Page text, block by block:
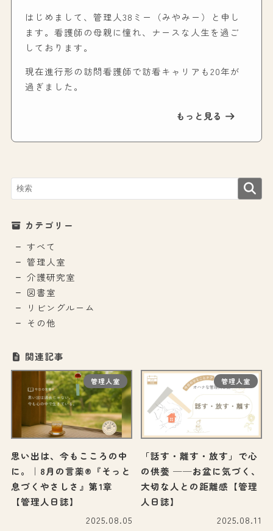
はじめまして、管理人38ミー（みやみー）と申し
ます。看護師の母親に憧れ、ナースな人生を過ご
しております。
現在進行形の訪問看護師で訪看キャリアも20年が
過ぎました。
もっと見る
カテゴリー
すべて
管理人室
介護研究室
図書室
リビングルーム
その他
関連記事
管理人室
思い出は、今もこころの中
に。｜8月の言薬®『そっと
息づくやさしさ』第1章
【管理人日誌】
2025.08.05
管理人室
「話す・離す・放す」で心
の供養 ──お盆に気づく、
大切な人との距離感【管理
人日誌】
2025.08.11